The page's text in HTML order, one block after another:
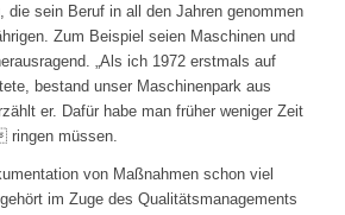
die sein Beruf in all den Jahren genommen
Zum Beispiel seien Maschinen und
„Als ich 1972 erstmals auf
bestand unser Maschinenpark aus
er. Dafür habe man früher weniger Zeit
ringen müssen.
von Maßnahmen schon viel
im Zuge des Qualitätsmanagements